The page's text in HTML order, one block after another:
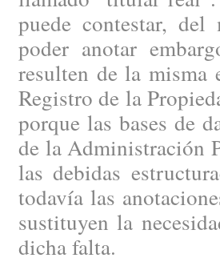
puede contestar,
poder anotar
resulten de la misma
Registro de la
porque las bases de
de la Administración
las debidas
todavía las
sustituyen la
dicha falta.